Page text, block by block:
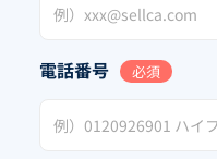
電話番号 必須